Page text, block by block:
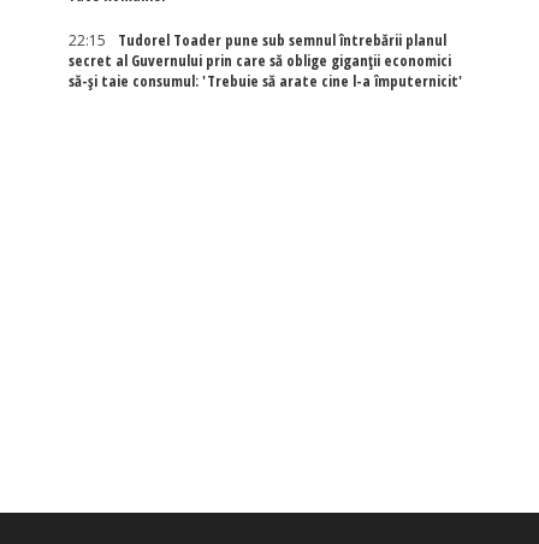
22:15
Tudorel Toader pune sub semnul întrebării planul
secret al Guvernului prin care să oblige giganții economici
să-și taie consumul: 'Trebuie să arate cine l-a împuternicit'